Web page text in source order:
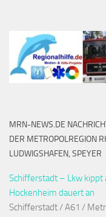
MRN-NEWS.DE
DER METROPOLREGION
LUDWIGSHAFEN, SPEYER
Schifferstadt – Lkw kippt
Hockenheim dauert an
Schifferstadt / A61 /